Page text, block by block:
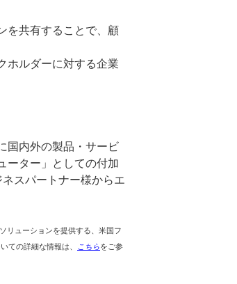
を共有することで、顧
ホルダーに対する企業
国内外の製品・サービ
ーター」としての付加
スパートナー様からエ
リューションを提供する、米国フ
ての詳細な情報は、 こちらをご参